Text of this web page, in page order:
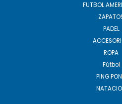
FUTBOL
PADEL
ROPA
Fútbol
PING